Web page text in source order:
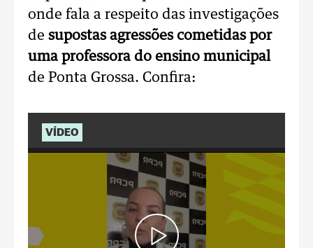
onde fala a respeito das investigações
de supostas agressões cometidas por
uma professora do ensino municipal
de Ponta Grossa. Confira:
VÍDEO